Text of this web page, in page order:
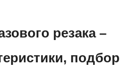
резака –
подбор